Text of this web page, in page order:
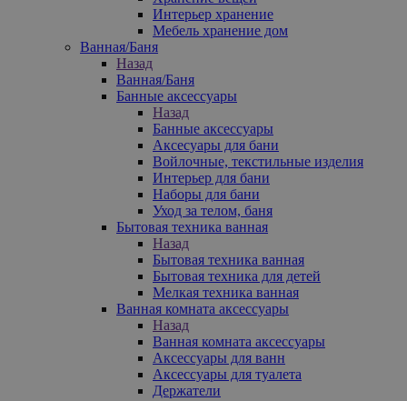
Интерьер хранение
Мебель хранение дом
Ванная/Баня
Назад
Ванная/Баня
Банные аксессуары
Назад
Банные аксессуары
Аксесуары для бани
Войлочные, текстильные изделия
Интерьер для бани
Наборы для бани
Уход за телом, баня
Бытовая техника ванная
Назад
Бытовая техника ванная
Бытовая техника для детей
Мелкая техника ванная
Ванная комната аксессуары
Назад
Ванная комната аксессуары
Аксессуары для ванн
Аксессуары для туалета
Держатели